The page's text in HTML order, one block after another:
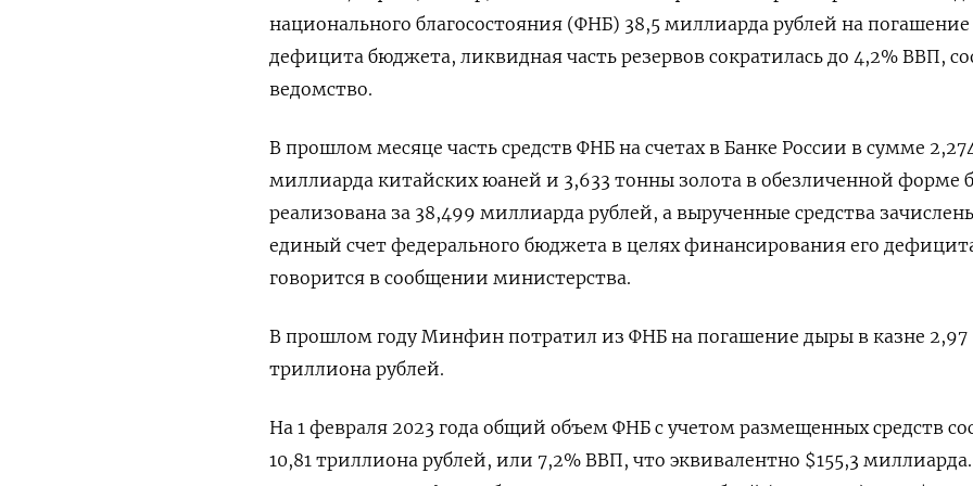
национального благосостояния (ФНБ) 38,5 миллиарда рублей на погашение
дефицита бюджета, ликвидная часть резервов сократилась до 4,2% ВВП,
ведомство.
В прошлом месяце часть средств ФНБ на счетах в Банке России в сумме
миллиарда китайских юаней и 3,633 тонны золота в обезличенной форме
реализована за 38,499 миллиарда рублей, а вырученные средства
единый счет федерального бюджета в целях финансирования его
говорится в сообщении министерства.
В прошлом году Минфин потратил из ФНБ на погашение дыры в казне 2,97
триллиона рублей.
На 1 февраля 2023 года общий объем ФНБ с учетом размещенных средств
10,81 триллиона рублей, или 7,2% ВВП, что эквивалентно $155,3 миллиарда.